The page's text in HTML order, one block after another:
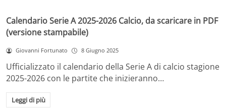
Calendario Serie A 2025-2026 Calcio, da scaricare in PDF
(versione stampabile)
Giovanni Fortunato 8 Giugno 2025
Ufficializzato il calendario della Serie A di calcio stagione
2025-2026 con le partite che inizieranno…
Leggi di più